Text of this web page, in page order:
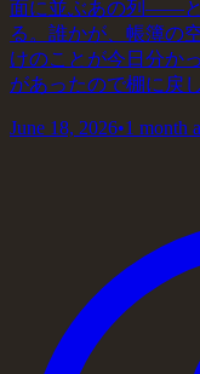
面に並ぶあの列——と
る。誰かが、帳簿の
けのことが今日分か
があったので棚に戻し
June 18, 2026•1 month